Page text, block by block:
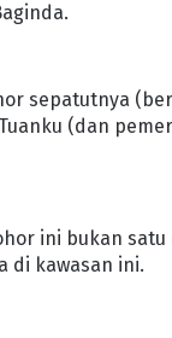
sepatutnya
(dan
ini bukan
di kawasan ini.